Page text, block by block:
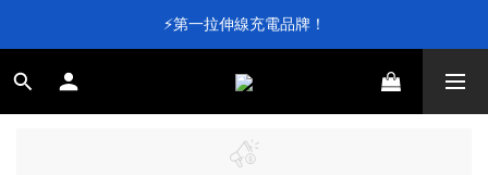
⚡第一拉伸線充電品牌！
⚡第一拉伸線充電品牌！
加入會員送 $100 元購物金💰
⚡第一拉伸線充電品牌！